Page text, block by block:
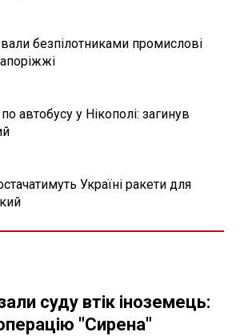
безпілотниками промислові
автобусу у Нікополі: загинув
Україні ракети для
суду втік іноземець:
"Сирена"